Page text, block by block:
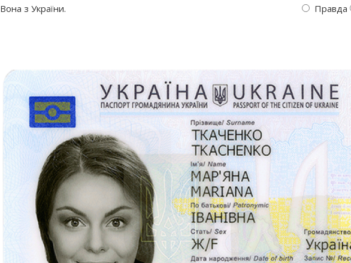
Вона з України. ⁯ Правда